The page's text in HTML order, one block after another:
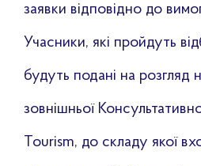
заявки відповідно до
Учасники, які пройдуть
будуть подані на розгляд
зовнішньої
Tourism, до складу якої